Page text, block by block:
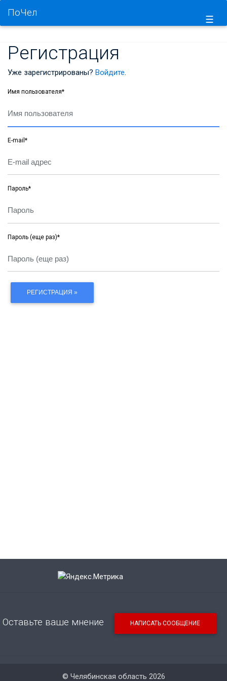
☰
ПоЧел
Регистрация
Уже зарегистрированы? Войдите.
Имя пользователя*
E-mail *
Пароль*
Пароль (еще раз)*
РЕГИСТРАЦИЯ »
Оставьте ваше мнение НАПИСАТЬ СООБЩЕНИЕ
© Челябинская область 2026